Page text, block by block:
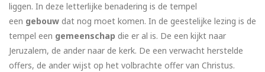
liggen. In deze letterlijke benadering is de tempel
een gebouw dat nog moet komen. In de geestelijke lezing is de
tempel een gemeenschap die er al is. De een kijkt naar
Jeruzalem, de ander naar de kerk. De een verwacht herstelde
offers, de ander wijst op het volbrachte offer van Christus.